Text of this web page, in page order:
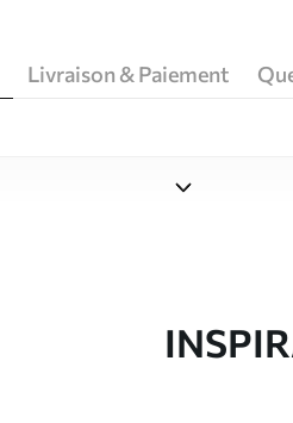
Livraison & Paiement
Studio de design Uwalls